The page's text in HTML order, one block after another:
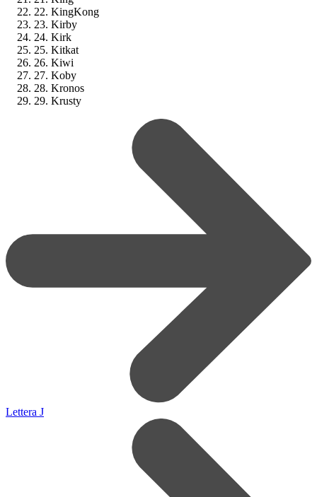
22. KingKong
23. Kirby
24. Kirk
25. Kitkat
26. Kiwi
27. Koby
28. Kronos
29. Krusty
Lettera J